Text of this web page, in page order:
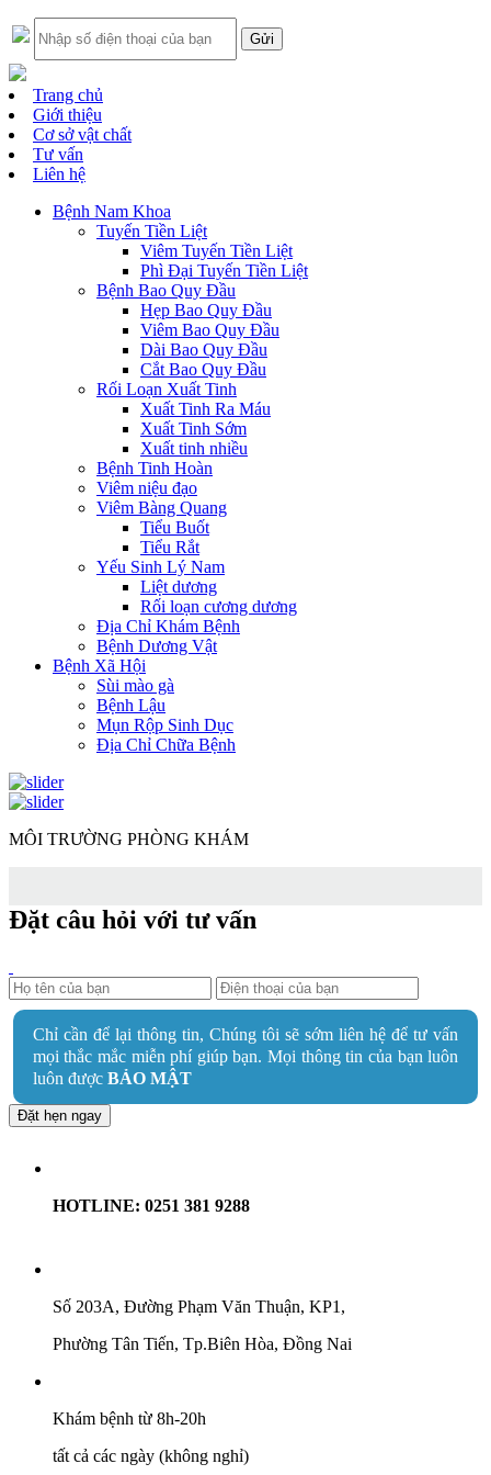
Trang chủ
Giới thiệu
Cơ sở vật chất
Tư vấn
Liên hệ
Bệnh Nam Khoa
Tuyến Tiền Liệt
Viêm Tuyến Tiền Liệt
Phì Đại Tuyến Tiền Liệt
Bệnh Bao Quy Đầu
Hẹp Bao Quy Đầu
Viêm Bao Quy Đầu
Dài Bao Quy Đầu
Cắt Bao Quy Đầu
Rối Loạn Xuất Tinh
Xuất Tinh Ra Máu
Xuất Tinh Sớm
Xuất tinh nhiều
Bệnh Tinh Hoàn
Viêm niệu đạo
Viêm Bàng Quang
Tiểu Buốt
Tiểu Rắt
Yếu Sinh Lý Nam
Liệt dương
Rối loạn cương dương
Địa Chỉ Khám Bệnh
Bệnh Dương Vật
Bệnh Xã Hội
Sùi mào gà
Bệnh Lậu
Mụn Rộp Sinh Dục
Địa Chỉ Chữa Bệnh
MÔI TRƯỜNG PHÒNG KHÁM
Đặt câu hỏi với tư vấn
Chỉ cần để lại thông tin, Chúng tôi sẽ sớm liên hệ để tư vấn
mọi thắc mắc miễn phí giúp bạn. Mọi thông tin của bạn luôn
luôn được BẢO MẬT
Đặt hẹn ngay
HOTLINE: 0251 381 9288
Số 203A, Đường Phạm Văn Thuận, KP1,
Phường Tân Tiến, Tp.Biên Hòa, Đồng Nai
Khám bệnh từ 8h-20h
tất cả các ngày (không nghỉ)